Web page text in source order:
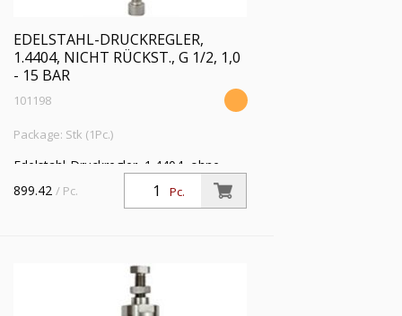
EDELSTAHL-DRUCKREGLER,
1.4404, NICHT RÜCKST., G 1/2, 1,0
- 15 BAR
101198
Package: Stk (1Pc.)
Edelstahl-Druckregler, 1.4404, ohne
Sekundärentl. (nicht rücksteuerbar) inkl.
Mano., G 1/2, Regelber. 1,0 - 15 bar, PE
Pc.
899.42 / Pc.